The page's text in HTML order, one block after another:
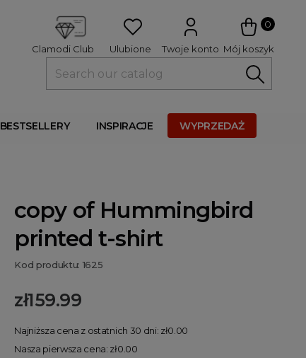
0
Mój koszyk
Twoje konto
Ulubione
Clamodi Club
BESTSELLERY INSPIRACJE WYPRZEDAŻ
copy of Hummingbird
printed t-shirt
Kod produktu: 1625
zł159.99
Najniższa cena z ostatnich 30 dni: zł0.00
Nasza pierwsza cena: zł0.00